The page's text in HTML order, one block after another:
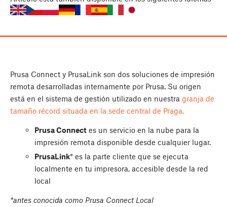
Prusa Connect y PrusaLink son dos soluciones de impresión
remota desarrolladas internamente por Prusa. Su origen
está en el sistema de gestión utilizado en nuestra granja de
tamaño récord situada en la sede central de Praga.
Prusa Connectes un servicio en la nube para la
impresión remota disponible desde cualquier lugar.
PrusaLink* es la parte cliente que se ejecuta
localmente en tu impresora, accesible desde la red
local
*antes conocida como Prusa Connect Local